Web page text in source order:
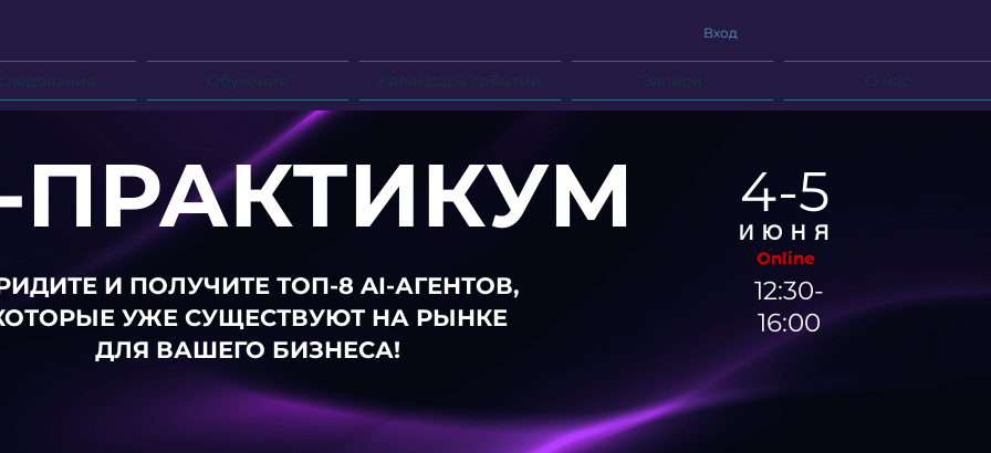
Вход
Обучение Календарь событий Записи О нас
ПРАКТИКУМ 4-5
ИЮНЯ
Online
И ПОЛУЧИТЕ ТОП-8 AI-АГЕНТОВ,
УЖЕ СУЩЕСТВУЮТ НА РЫНКЕ
ДЛЯ ВАШЕГО БИЗНЕСА!
12:30-
16:00